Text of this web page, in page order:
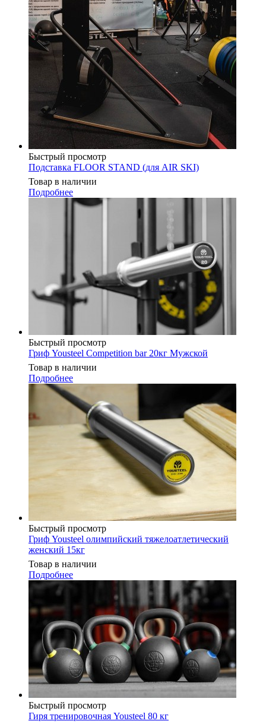
Быстрый просмотр
Подставка FLOOR STAND (для AIR SKI)
Товар в наличии
Подробнее
Быстрый просмотр
Гриф Yousteel Competition bar 20кг Мужской
Товар в наличии
Подробнее
Быстрый просмотр
Гриф Yousteel олимпийский тяжелоатлетический
женский 15кг
Товар в наличии
Подробнее
Быстрый просмотр
Гиря тренировочная Yousteel 80 кг